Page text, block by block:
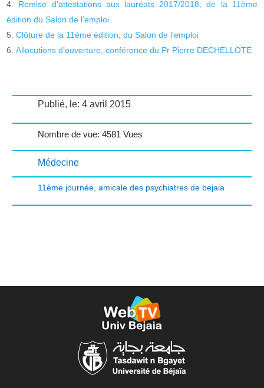
Remise d’attestations aux lauréats 2017/2018, de la 11ème
édition du Salon de l’emploi
Clôture de la 11ème édition, du Salon de l’emploi
Allocutions d’ouverture, conférence du Pr Pierre DECHELLOTE
Publié, le: 4 avril 2015
Nombre de vue: 4581 Vues
Médecine
11ème journée, amicale des psychiatres de bejaia